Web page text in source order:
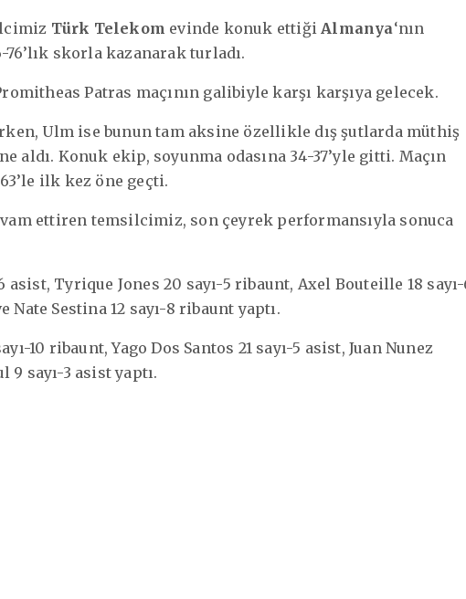
Türk Telekom evinde konuk ettiği Almanya‘nın
76’lık skorla kazanarak turladı.
Patras maçının galibiyle karşı karşıya gelecek.
Ulm ise bunun tam aksine özellikle dış şutlarda müthiş
Konuk ekip, soyunma odasına 34-37’yle gitti. Maçın
ilk kez öne geçti.
ettiren temsilcimiz, son çeyrek performansıyla sonuca
asist, Tyrique Jones 20 sayı-5 ribaunt, Axel Bouteille 18 sayı-
Sestina 12 sayı-8 ribaunt yaptı.
10 ribaunt, Yago Dos Santos 21 sayı-5 asist, Juan Nunez
9 sayı-3 asist yaptı.